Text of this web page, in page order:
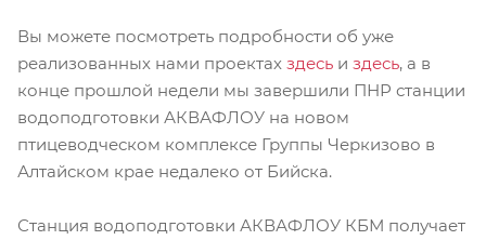
Вы можете посмотреть подробности об уже
реализованных нами проектах здесь и здесь, а в
конце прошлой недели мы завершили ПНР станции
водоподготовки АКВАФЛОУ на новом
птицеводческом комплексе Группы Черкизово в
Алтайском крае недалеко от Бийска.
Станция водоподготовки АКВАФЛОУ КБМ получает